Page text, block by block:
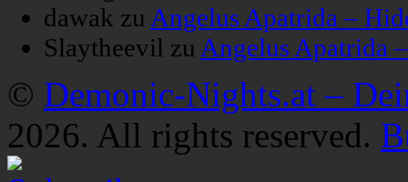
dawak zu Angelus Apatrida –
Slaytheevil zu Angelus Apatrida
© Demonic-Nights.at –
2026. All rights reserved.